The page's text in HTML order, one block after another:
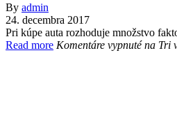
By admin
24. decembra 2017
Pri kúpe auta rozhoduje množstvo
Read more Komentáre vypnuténa Tri